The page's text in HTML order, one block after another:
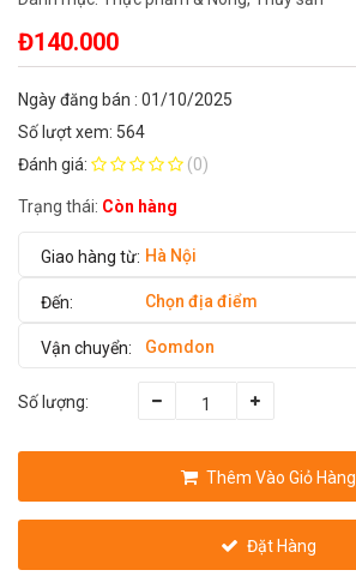
Đ140.000
Ngày đăng bán : 01/10/2025
Số lượt xem: 564
Đánh giá:
(0)
Trạng thái: Còn hàng
Hà Nội
Chọn địa điểm
Gomdon
Số lượng:
Thêm Vào Giỏ Hàng
Đặt Hàng